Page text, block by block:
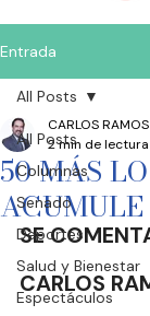
Entrada
All Posts
Columnas
Senado
Deportes
Salud y Bienestar
Espectáculos
All Posts
50 MÁS
ACUMULE
CARLOS
2 min de lectura
SE
CARLOS